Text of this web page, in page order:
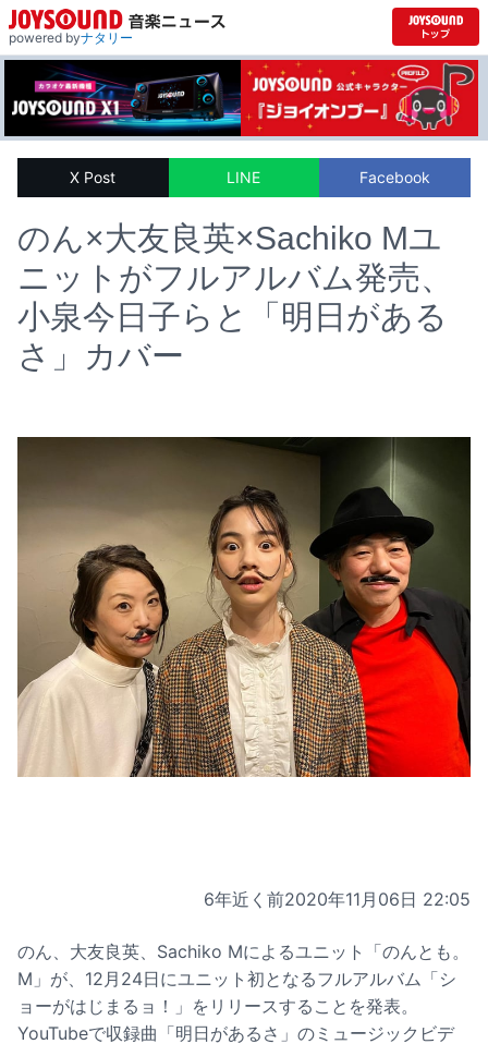
powered byナタリー
X Post LINE Facebook
のん×大友良英×Sachiko Mユ
ニットがフルアルバム発売、
小泉今日子らと「明日がある
さ」カバー
6年近く前2020年11月06日 22:05
のん、大友良英、Sachiko Mによるユニット「のんとも。
M」が、12月24日にユニット初となるフルアルバム「シ
ョーがはじまるョ！」をリリースすることを発表。
YouTubeで収録曲「明日があるさ」のミュージックビデ